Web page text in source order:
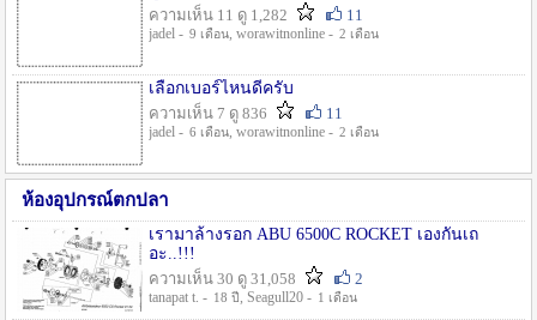
ความเห็น 11 ดู 1,282
11
jadel - 9 เดือน, worawitnonline - 2 เดือน
เลือกเบอร์ไหนดีครับ
ความเห็น 7 ดู 836
11
jadel - 6 เดือน, worawitnonline - 2 เดือน
ห้องอุปกรณ์ตกปลา
เรามาล้างรอก ABU 6500C ROCKET เองกันเถ
อะ..!!!
ความเห็น 30 ดู 31,058
2
tanapat t. - 18 ปี , Seagull20 - 1 เดือน